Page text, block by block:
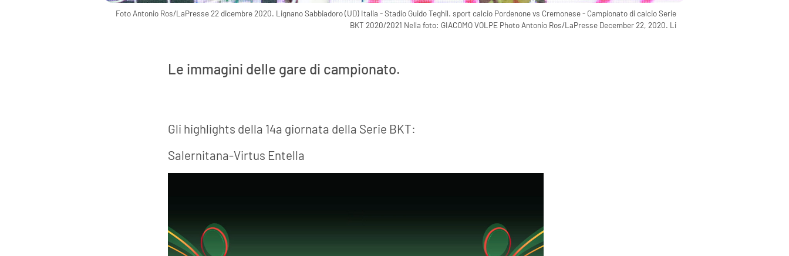
Foto Antonio Ros/LaPresse 22 dicembre 2020. Lignano Sabbiadoro (UD) Italia - Stadio Guido Teghil. sport calcio Pordenone vs Cremonese - Campionato di calcio Serie
BKT 2020/2021 Nella foto: GIACOMO VOLPE Photo Antonio Ros/LaPresse December 22, 2020. Li
Le immagini delle gare di campionato.
Gli highlights della 14a giornata della Serie BKT:
Salernitana-Virtus Entella